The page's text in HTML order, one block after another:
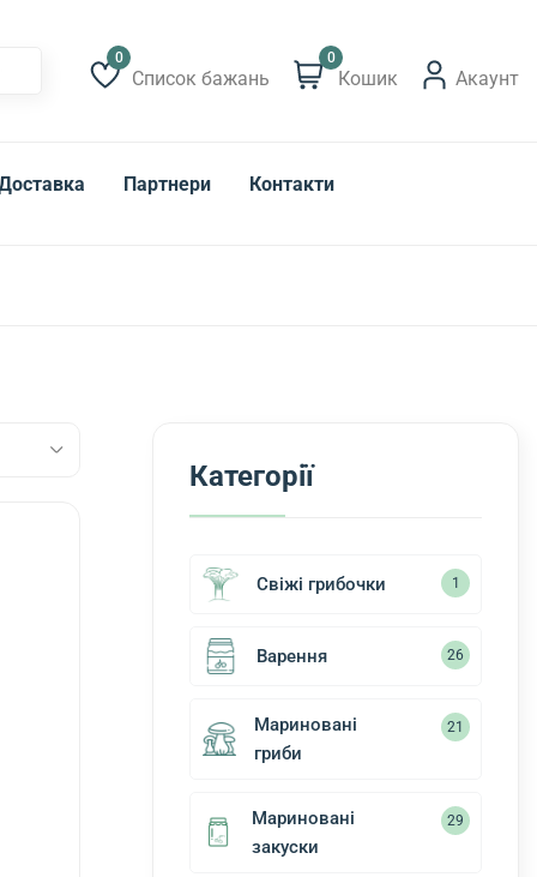
Список бажань
Список побажань
0
Кошик Акаунт
Партнери Контакти
Категорії
Свіжі грибочки 1
Варення 26
Мариновані
гриби
21
Мариновані
закуски
29